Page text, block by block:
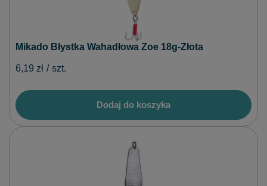
Mikado Błystka Wahadłowa Zoe 18g-Złota
6,19 zł / szt.
Dodaj do koszyka